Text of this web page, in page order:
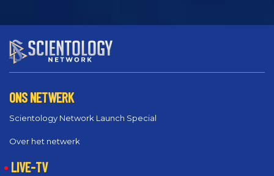
ONS NETWERK
Scientology Network Launch Special
Over het netwerk
LIVE-TV